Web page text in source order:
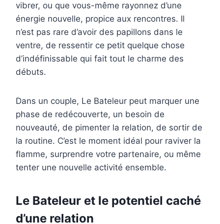
vibrer, ou que vous-même rayonnez d’une
énergie nouvelle, propice aux rencontres. Il
n’est pas rare d’avoir des papillons dans le
ventre, de ressentir ce petit quelque chose
d’indéfinissable qui fait tout le charme des
débuts.
Dans un couple, Le Bateleur peut marquer une
phase de redécouverte, un besoin de
nouveauté, de pimenter la relation, de sortir de
la routine. C’est le moment idéal pour raviver la
flamme, surprendre votre partenaire, ou même
tenter une nouvelle activité ensemble.
Le Bateleur et le potentiel caché
d’une relation